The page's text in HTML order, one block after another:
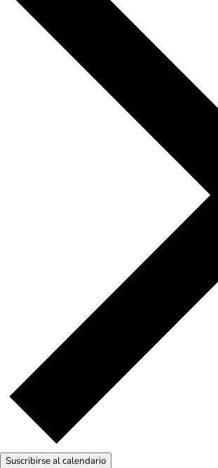
Suscribirse al calendario